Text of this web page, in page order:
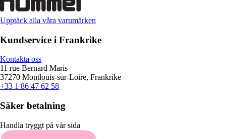
Upptäck alla våra varumärken
Kundservice i Frankrike
Kontakta oss
11 rue Bernard Maris
37270 Montlouis-sur-Loire, Frankrike
+33 1 86 47 62 58
Säker betalning
Handla tryggt på vår sida